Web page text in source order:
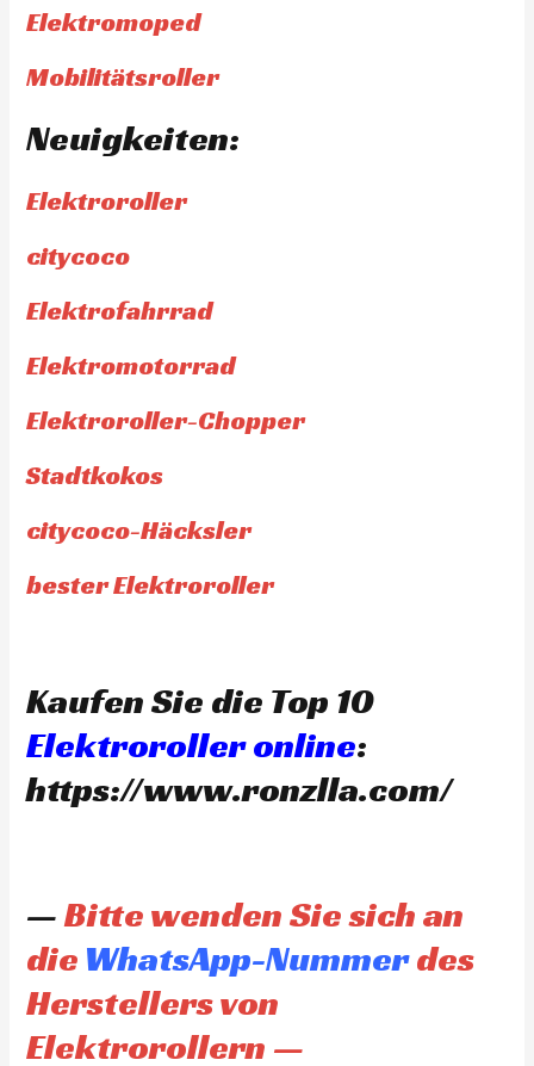
Elektromoped
Mobilitätsroller
Neuigkeiten:
Elektroroller
citycoco
Elektrofahrrad
Elektromotorrad
Elektroroller-Chopper
Stadtkokos
citycoco-Häcksler
bester Elektroroller
Kaufen Sie die Top 10
Elektroroller online:
https://www.ronzlla.com/
—Bitte wenden Sie sich an
die WhatsApp-Nummerdes
Herstellers von
Elektrorollern —